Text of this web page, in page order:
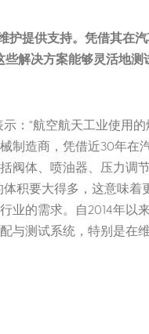
提供支持。凭借其在
解决方案能够灵活地测
：“航空航天工业使用
制造商，凭借近30年在
阀体、喷油器、压力调
积要大得多，这意味
业的需求。自2014年以
与测试系统，特别是在